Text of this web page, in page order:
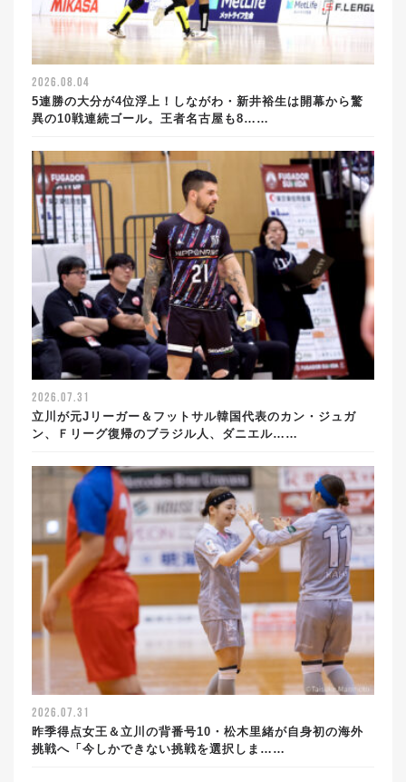
2026.08.04
5連勝の大分が4位浮上！しながわ・新井裕生は開幕から驚
異の10戦連続ゴール。王者名古屋も8……
2026.07.31
立川が元Jリーガー＆フットサル韓国代表のカン・ジュガ
ン、Ｆリーグ復帰のブラジル人、ダニエル……
2026.07.31
昨季得点女王＆立川の背番号10・松木里緒が自身初の海外
挑戦へ「今しかできない挑戦を選択しま……